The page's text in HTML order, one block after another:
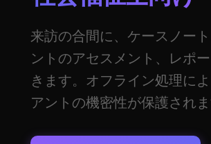
来訪の合間に、ケースノー
ントのアセスメント、レポ
きます。オフライン処理に
アントの機密性が保護されま